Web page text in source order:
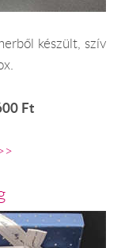
készült, szív
Ft